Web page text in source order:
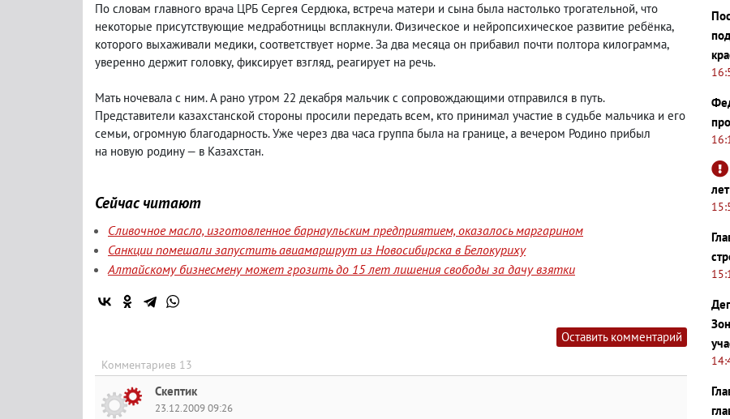
По словам главного врача ЦРБ Сергея Сердюка, встреча матери и сына была настолько трогательной, что
некоторые присутствующие медработницы всплакнули. Физическое и нейропсихическое развитие ребёнка,
которого выхаживали медики, соответствует норме. За два месяца он прибавил почти полтора килограмма,
уверенно держит головку, фиксирует взгляд, реагирует на речь.
Мать ночевала с ним. А рано утром 22 декабря мальчик с сопровождающими отправился в путь.
Представители казахстанской стороны просили передать всем, кто принимал участие в судьбе мальчика и его
семьи, огромную благодарность. Уже через два часа группа была на границе, а вечером Родино прибыл
на новую родину — в Казахстан.
Сейчас читают
Сливочное масло, изготовленное барнаульским предприятием, оказалось маргарином
Санкции помешали запустить авиамаршрут из Новосибирска в Белокуриху
Алтайскому бизнесмену может грозить до 15 лет лишения свободы за дачу взятки
Оставить комментарий
Комментариев 13
Скептик
23.12.2009 09:26